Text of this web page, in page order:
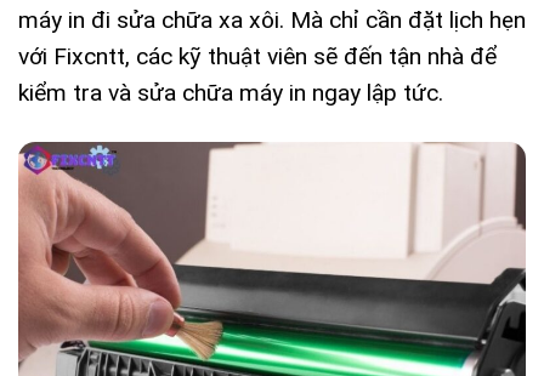
máy in đi sửa chữa xa xôi. Mà chỉ cần đặt lịch hẹn
với Fixcntt, các kỹ thuật viên sẽ đến tận nhà để
kiểm tra và sửa chữa máy in ngay lập tức.